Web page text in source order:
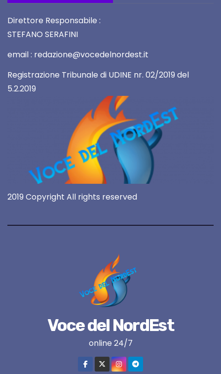
Direttore Responsabile :
STEFANO SERAFINI
email : redazione@vocedelnordest.it
Registrazione Tribunale di UDINE nr. 02/2019 del
5.2.2019
2019 Copyright All rights reserved
Voce del NordEst
online 24/7